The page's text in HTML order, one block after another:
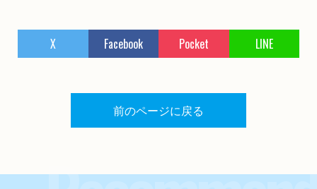
X Facebook Pocket LINE
前のページに戻る